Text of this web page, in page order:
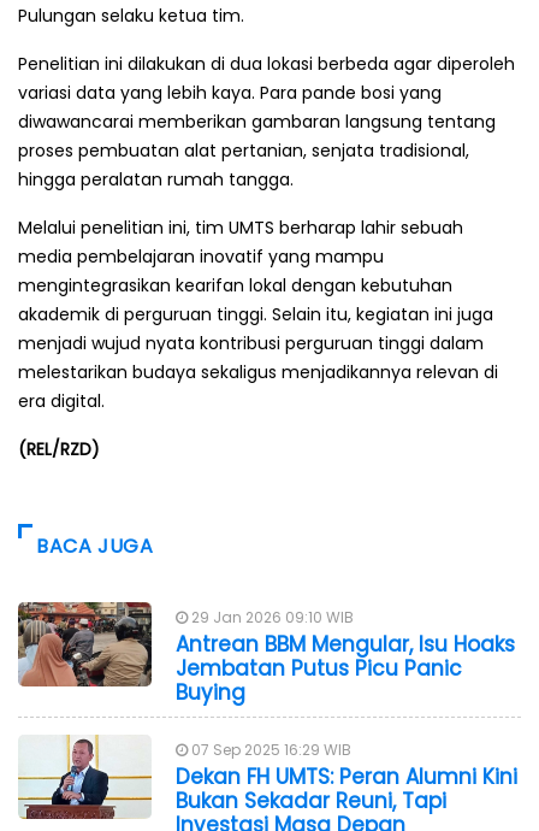
Pulungan selaku ketua tim.
Penelitian ini dilakukan di dua lokasi berbeda agar diperoleh
variasi data yang lebih kaya. Para pande bosi yang
diwawancarai memberikan gambaran langsung tentang
proses pembuatan alat pertanian, senjata tradisional,
hingga peralatan rumah tangga.
Melalui penelitian ini, tim UMTS berharap lahir sebuah
media pembelajaran inovatif yang mampu
mengintegrasikan kearifan lokal dengan kebutuhan
akademik di perguruan tinggi. Selain itu, kegiatan ini juga
menjadi wujud nyata kontribusi perguruan tinggi dalam
melestarikan budaya sekaligus menjadikannya relevan di
era digital.
(REL/RZD)
BACA JUGA
29 Jan 2026 09:10 WIB
Antrean BBM Mengular, Isu Hoaks
Jembatan Putus Picu Panic
Buying
07 Sep 2025 16:29 WIB
Dekan FH UMTS: Peran Alumni Kini
Bukan Sekadar Reuni, Tapi
Investasi Masa Depan